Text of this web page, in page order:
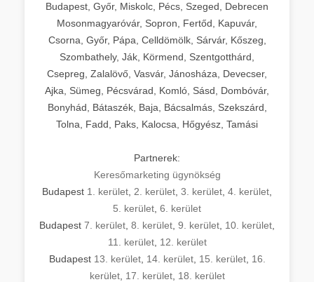
Budapest, Győr, Miskolc, Pécs, Szeged, Debrecen
Mosonmagyaróvár, Sopron, Fertőd, Kapuvár,
Csorna, Győr, Pápa, Celldömölk, Sárvár, Kőszeg,
Szombathely, Ják, Körmend, Szentgotthárd,
Csepreg, Zalalövő, Vasvár, Jánosháza, Devecser,
Ajka, Sümeg, Pécsvárad, Komló, Sásd, Dombóvár,
Bonyhád, Bátaszék, Baja, Bácsalmás, Szekszárd,
Tolna, Fadd, Paks, Kalocsa, Hőgyész, Tamási
Partnerek:
Keresőmarketing ügynökség
Budapest 1. kerület 2. kerület 3. kerület 4. kerület
5. kerület 6. kerület
Budapest 7. kerület 8. kerület 9. kerület 10. kerület
11. kerület, 12. kerület
Budapest 13. kerület, 14. kerület, 15. kerület, 16.
kerület, 17. kerület, 18. kerület